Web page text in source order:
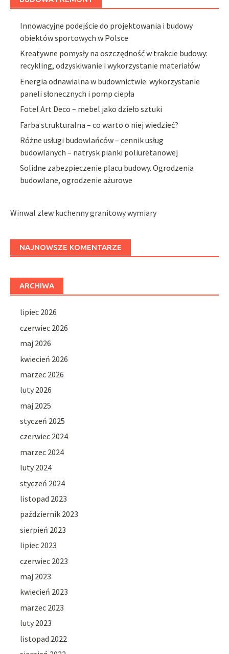
Innowacyjne podejście do projektowania i budowy
obiektów sportowych w Polsce
Kreatywne pomysły na oszczędność w trakcie budowy:
recykling, odzyskiwanie i wykorzystanie materiałów
Energia odnawialna w budownictwie: wykorzystanie
paneli słonecznych i pomp ciepła
Fotel Art Deco – mebel jako dzieło sztuki
Farba strukturalna – co warto o niej wiedzieć?
Różne usługi budowlańców – cennik usług
budowlanych – natrysk pianki poliuretanowej
Solidne zabezpieczenie placu budowy. Ogrodzenia
budowlane, ogrodzenie ażurowe
Winwal zlew kuchenny granitowy wymiary
NAJNOWSZE KOMENTARZE
ARCHIWA
lipiec 2026
czerwiec 2026
maj 2026
kwiecień 2026
marzec 2026
luty 2026
maj 2025
styczeń 2025
czerwiec 2024
marzec 2024
luty 2024
styczeń 2024
listopad 2023
październik 2023
sierpień 2023
lipiec 2023
czerwiec 2023
maj 2023
kwiecień 2023
marzec 2023
luty 2023
listopad 2022